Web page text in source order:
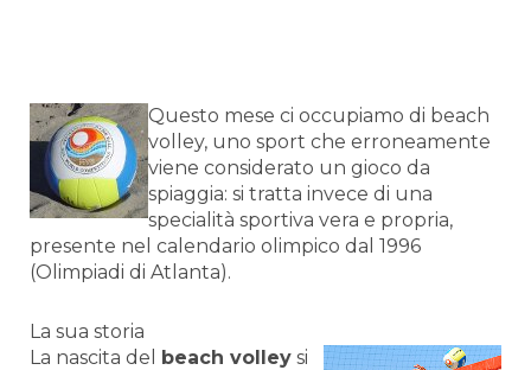
Questo mese ci occupiamo di beach
volley, uno sport che erroneamente
viene considerato un gioco da
spiaggia: si tratta invece di una
specialità sportiva vera e propria,
presente nel calendario olimpico dal 1996
(Olimpiadi di Atlanta).
La sua storia
La nascita del beach volley si